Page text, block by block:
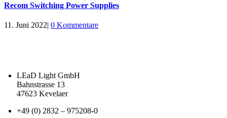
Recom Switching Power Supplies
11. Juni 2022| 0 Kommentare
LEaD Light GmbH
Bahnstrasse 13
47623 Kevelaer
+49 (0) 2832 – 975208-0